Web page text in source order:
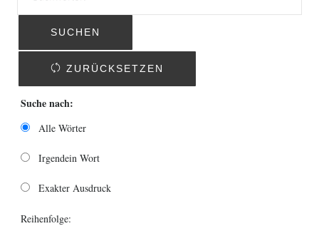
SUCHEN
ZURÜCKSETZEN
Suche nach:
Alle Wörter
Irgendein Wort
Exakter Ausdruck
Reihenfolge: